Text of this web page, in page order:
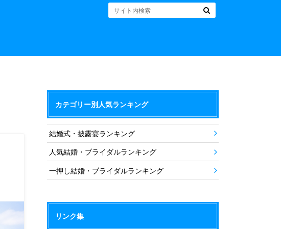
カテゴリー別人気ランキング
結婚式・披露宴ランキング
人気結婚・ブライダルランキング
一押し結婚・ブライダルランキング
リンク集